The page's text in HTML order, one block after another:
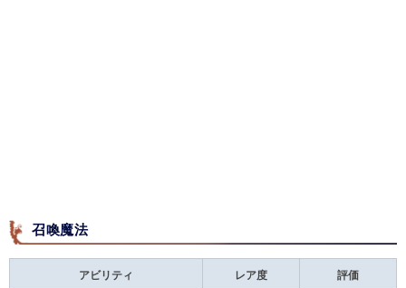
召喚魔法
アビリティ レア度 評価